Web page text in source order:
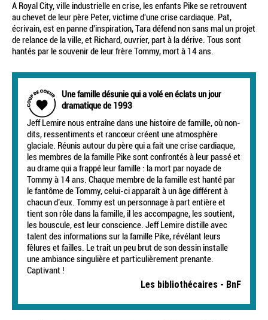
A Royal City, ville industrielle en crise, les enfants Pike se retrouvent
au chevet de leur père Peter, victime d'une crise cardiaque. Pat,
écrivain, est en panne d'inspiration, Tara défend non sans mal un projet
de relance de la ville, et Richard, ouvrier, part à la dérive. Tous sont
hantés par le souvenir de leur frère Tommy, mort à 14 ans.
Une famille désunie qui a volé en éclats un jour
dramatique de 1993
Jeff Lemire nous entraîne dans une histoire de famille, où non-
dits, ressentiments et rancœur créent une atmosphère
glaciale. Réunis autour du père qui a fait une crise cardiaque,
les membres de la famille Pike sont confrontés à leur passé et
au drame qui a frappé leur famille : la mort par noyade de
Tommy à 14 ans. Chaque membre de la famille est hanté par
le fantôme de Tommy, celui-ci apparaît à un âge différent à
chacun d’eux. Tommy est un personnage à part entière et
tient son rôle dans la famille, il les accompagne, les soutient,
les bouscule, est leur conscience. Jeff Lemire distille avec
talent des informations sur la famille Pike, révélant leurs
fêlures et failles. Le trait un peu brut de son dessin installe
une ambiance singulière et particulièrement prenante.
Captivant !
Les bibliothécaires - BnF